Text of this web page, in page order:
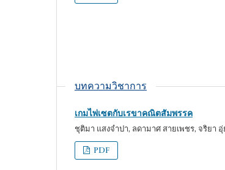
บทความวิชาการ
เกมไพ่เซตกับเรขาคณิตสัมพรรค
ชุติมา แสงจำปา, ลดามาศ สายเพชร, จริยา อุ่
PDF